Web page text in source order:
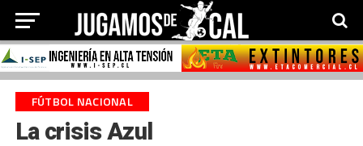
FÚTBOL NACIONAL
La crisis Azul